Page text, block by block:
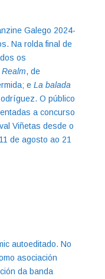
Galego 2024-
Na rolda final de
os
, de
e La balada
O público
a concurso
Viñetas desde o
de agosto ao 21
autoeditado. No
asociación
da banda